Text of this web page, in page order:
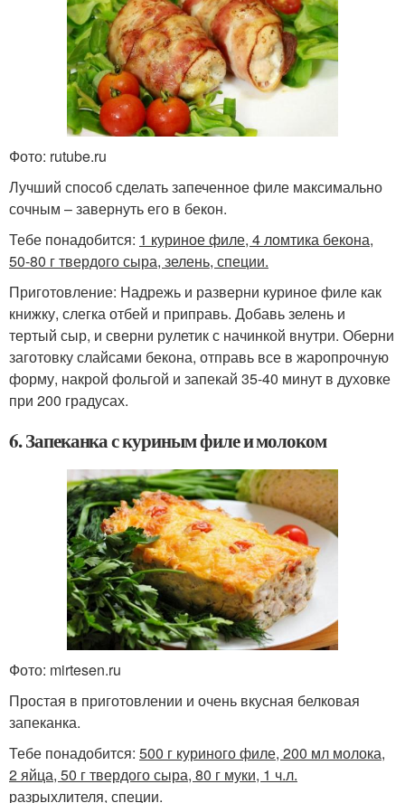
Фото: rutube.ru
Лучший способ сделать запеченное филе максимально
сочным – завернуть его в бекон.
Тебе понадобится: 1 куриное филе, 4 ломтика бекона,
50-80 г твердого сыра, зелень, специи.
Приготовление: Надрежь и разверни куриное филе как
книжку, слегка отбей и приправь. Добавь зелень и
тертый сыр, и сверни рулетик с начинкой внутри. Оберни
заготовку слайсами бекона, отправь все в жаропрочную
форму, накрой фольгой и запекай 35-40 минут в духовке
при 200 градусах.
6. Запеканка с куриным филе и молоком
Фото: mirtesen.ru
Простая в приготовлении и очень вкусная белковая
запеканка.
Тебе понадобится: 500 г куриного филе, 200 мл молока,
2 яйца, 50 г твердого сыра, 80 г муки, 1 ч.л.
разрыхлителя, специи.